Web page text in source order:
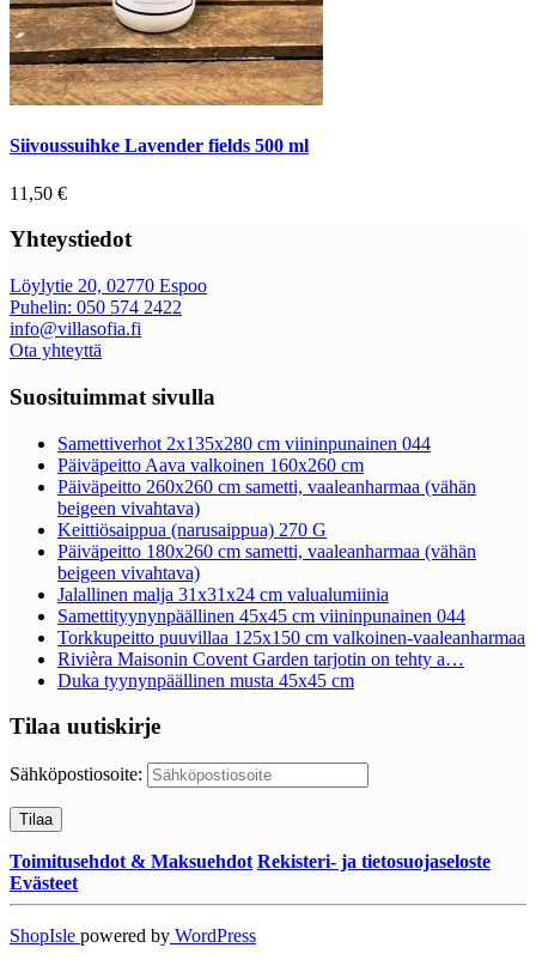
Siivoussuihke Lavender fields 500 ml
11,50 €
Yhteystiedot
Löylytie 20, 02770 Espoo
Puhelin: 050 574 2422
info@villasofia.fi
Ota yhteyttä
Suosituimmat sivulla
Samettiverhot 2x135x280 cm viininpunainen 044
Päiväpeitto Aava valkoinen 160x260 cm
Päiväpeitto 260x260 cm sametti, vaaleanharmaa (vähän
beigeen vivahtava)
Keittiösaippua (narusaippua) 270 G
Päiväpeitto 180x260 cm sametti, vaaleanharmaa (vähän
beigeen vivahtava)
Jalallinen malja 31x31x24 cm valualumiinia
Samettityynynpäällinen 45x45 cm viininpunainen 044
Torkkupeitto puuvillaa 125x150 cm valkoinen-vaaleanharmaa
Rivièra Maisonin Covent Garden tarjotin on tehty a…
Duka tyynynpäällinen musta 45x45 cm
Tilaa uutiskirje
Sähköpostiosoite:
Toimitusehdot & Maksuehdot Rekisteri- ja tietosuojaseloste
Evästeet
ShopIsle powered by WordPress